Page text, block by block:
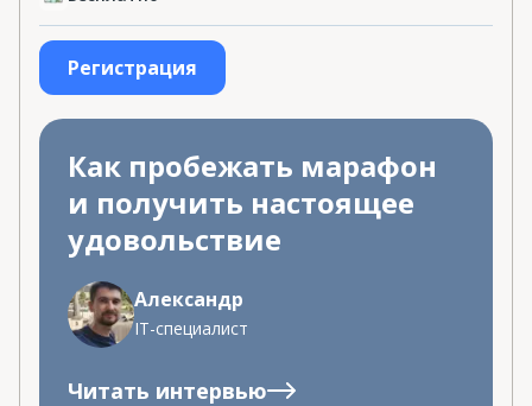
Регистрация
Как пробежать марафон
и получить настоящее
удовольствие
Александр
IT-специалист
Читать интервью